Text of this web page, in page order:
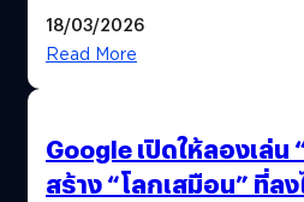
18/03/2026
Read More
Google เปิดให้ลองเล่น
สร้าง “โลกเสมือน” ที่ล